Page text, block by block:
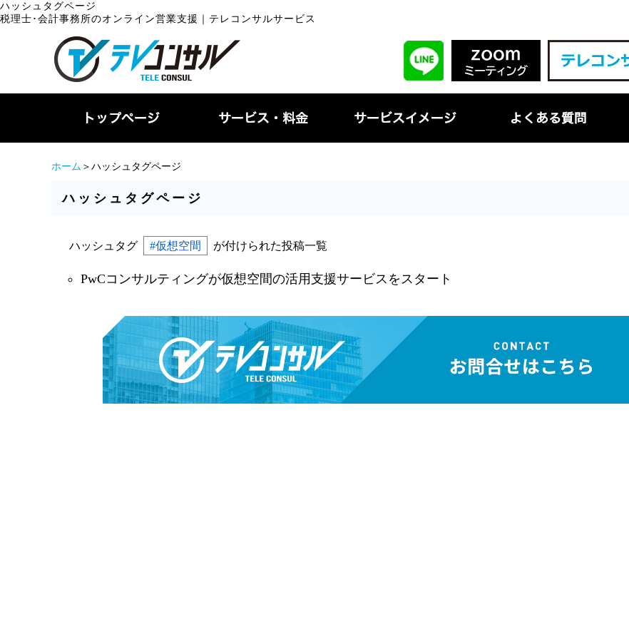
ハッシュタグページ
税理士･会計事務所のオンライン営業支援｜テレコンサルサービス
ホーム ＞ハッシュタグページ
ハッシュタグページ
ハッシュタグ #仮想空間 が付けられた投稿一覧
PwCコンサルティングが仮想空間の活用支援サービスをスタート